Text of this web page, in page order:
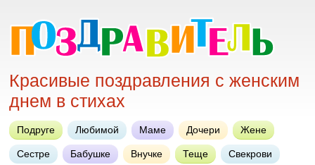
Красивые поздравления с женским
днем в стихах
Подруге Любимой Маме Дочери Жене
Сестре Бабушке Внучке Теще Свекрови